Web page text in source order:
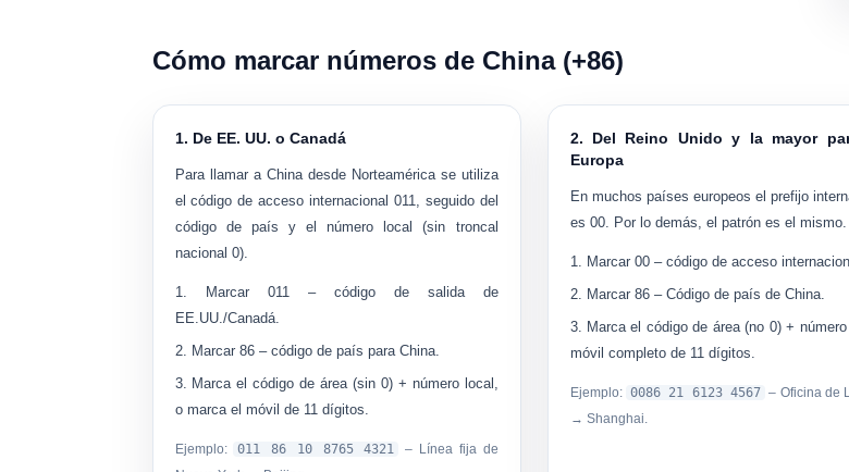
Cómo marcar números de China (+86)
1. De EE. UU. o Canadá
Para llamar a China desde Norteamérica se utiliza
el código de acceso internacional 011, seguido del
código de país y el número local (sin troncal
nacional 0).
Marcar 011– código de salida de
EE.UU./Canadá.
Marcar 86– código de país para China.
Marca el código de área (sin 0) + número local,
o marca el móvil de 11 dígitos.
Ejemplo: 011 86 10 8765 4321
– Línea fija de
2. Del Reino Unido y la mayor
Europa
En muchos países europeos el prefijo
es 00. Por lo demás, el patrón es el mismo.
Marcar 00– código de acceso
Marcar 86– Código de país de China.
Marca el código de área (no 0) +
móvil completo de 11 dígitos.
Ejemplo: 0086 21 6123 4567 – Oficina de
→ Shanghai.